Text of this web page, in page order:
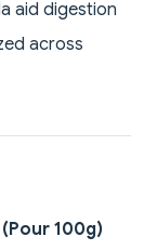
aid digestion
across
100g)